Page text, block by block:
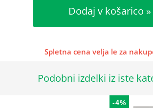
Dodaj v košarico
Spletna cena velja le za
Podobni izdelki iz iste
-4%